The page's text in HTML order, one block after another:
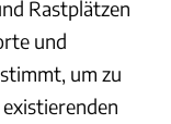
Rastplätzen
und
um zu